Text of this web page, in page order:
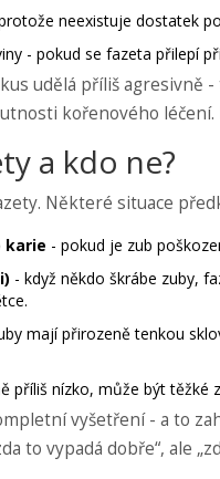
neexistuje dostatek
- pokud se fazeta přilepí
udělá příliš agresivně
kořenového
a kdo ne?
Některé situace
karie - pokud je zub
- když někdo škrábe zuby,
mají přirozeně tenkou
příliš nízko, může být těžké
vyšetření - a to
to vypadá dobře“, ale